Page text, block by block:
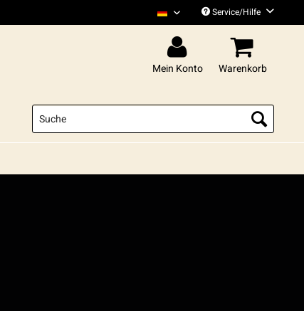
Xatar DeutschService/Hilfe
Mein Konto Warenkorb